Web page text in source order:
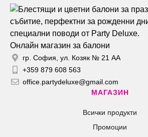
Онлайн магазин за балони
гр. София, ул. Козяк № 21 АА
+359 879 608 563
office.partydeluxe@gmail.com
МАГАЗИН
Всички продукти
Промоции